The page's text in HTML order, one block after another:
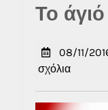
Το
08/11/
σχόλια